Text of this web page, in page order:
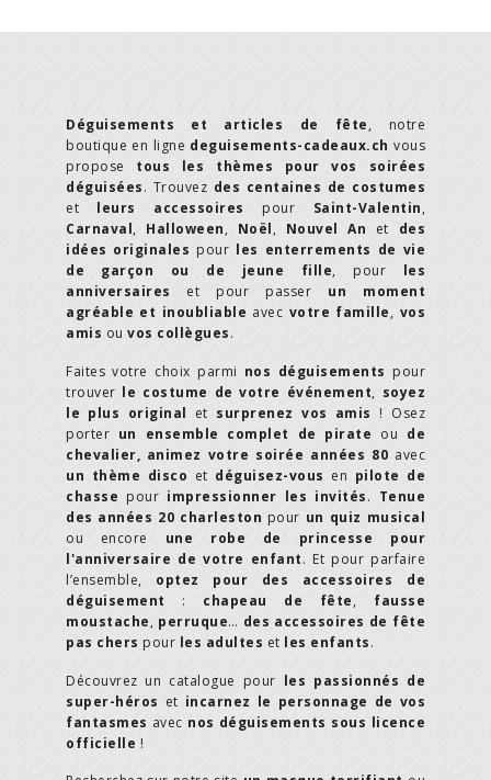
Déguisements et articles de fête, notre
boutique en ligne deguisements-cadeaux.ch vous
propose tous les thèmes pour vos soirées
déguisées. Trouvez des centaines de costumes
et leurs accessoires pour Saint-Valentin,
Carnaval, Halloween, Noël, Nouvel An et des
idées originales pour les enterrements de vie
de garçon ou de jeune fille, pour les
anniversaires et pour passer un moment
agréable et inoubliable avec votre famille, vos
amis ou vos collègues.
Faites votre choix parmi nos déguisements pour
trouver le costume de votre événement, soyez
le plus original et surprenez vos amis ! Osez
porter un ensemble complet de pirate ou de
chevalier, animez votre soirée années 80 avec
un thème disco et déguisez-vous en pilote de
chasse pour impressionner les invités. Tenue
des années 20 charleston pour un quiz musical
ou encore une robe de princesse pour
l'anniversaire de votre enfant. Et pour parfaire
l’ensemble, optez pour des accessoires de
déguisement : chapeau de fête, fausse
moustache, perruque… des accessoires de fête
pas chers pour les adultes et les enfants.
Découvrez un catalogue pour les passionnés de
super-héros et incarnez le personnage de vos
fantasmes avec nos déguisements sous licence
officielle !